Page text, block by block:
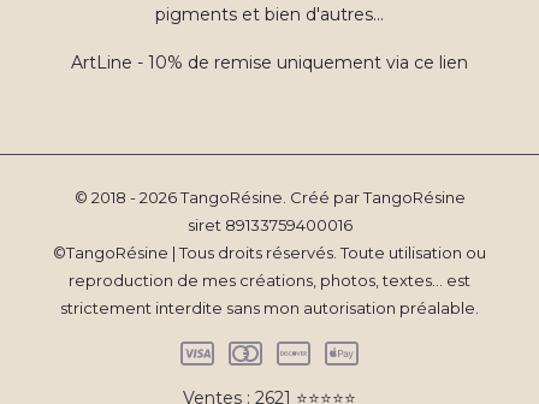
pigments et bien d'autres...
ArtLine - 10% de remise uniquement via ce lien
© 2018 - 2026 TangoRésine. Créé par TangoRésine
siret 89133759400016
©TangoRésine | Tous droits réservés. Toute utilisation ou
reproduction de mes créations, photos, textes... est
strictement interdite sans mon autorisation préalable.
Ventes : 2621 ⭐️⭐️⭐️⭐️⭐️